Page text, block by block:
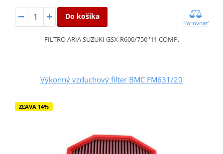
Do košíka
Porovnať
FILTRO ARIA SUZUKI GSX-R600/750 '11 COMP.
Výkonný vzduchový filter BMC FM631/20
ZĽAVA 14%